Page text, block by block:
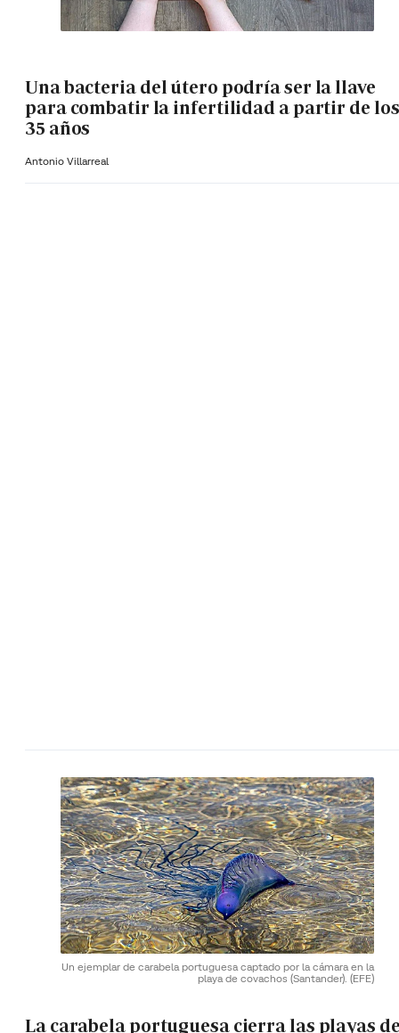
Una bacteria del útero podría ser la llave
para combatir la infertilidad a partir de los
35 años
Antonio Villarreal
Un ejemplar de carabela portuguesa captado por la cámara en la
playa de covachos (Santander). (EFE)
La carabela portuguesa cierra las playas